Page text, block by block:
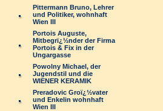
Pittermann Bruno, Lehrer
und Politiker, wohnhaft
Wien III
Portois Auguste,
Mitbegrï¿½nder der Firma
Portois & Fix in der
Ungargasse
Powolny Michael, der
Jugendstil und die
WIENER KERAMIK
Preradovic Groï¿½vater
und Enkelin wohnhaft
Wien III